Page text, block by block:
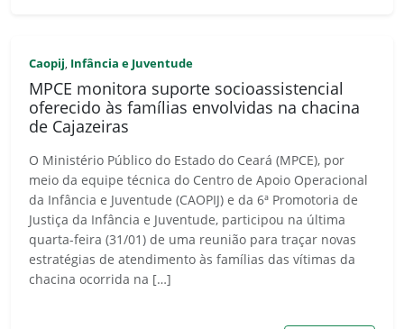
Caopij, Infância e Juventude
MPCE monitora suporte socioassistencial
oferecido às famílias envolvidas na chacina
de Cajazeiras
O Ministério Público do Estado do Ceará (MPCE), por
meio da equipe técnica do Centro de Apoio Operacional
da Infância e Juventude (CAOPIJ) e da 6ª Promotoria de
Justiça da Infância e Juventude, participou na última
quarta-feira (31/01) de uma reunião para traçar novas
estratégias de atendimento às famílias das vítimas da
chacina ocorrida na […]